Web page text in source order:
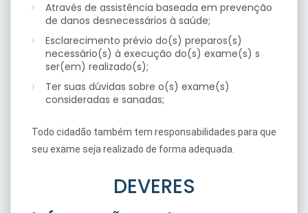
Através de assistência baseada em prevenção
de danos desnecessários à saúde;
Esclarecimento prévio do(s) preparos(s)
necessário(s) à execução do(s) exame(s) s
ser(em) realizado(s);
Ter suas dúvidas sobre o(s) exame(s)
consideradas e sanadas;
Todo cidadão também tem responsabilidades para que
seu exame seja realizado de forma adequada.
DEVERES